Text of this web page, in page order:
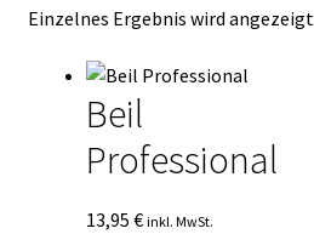
Kasse
Mein Konto
Mein Konto
Vertrag widerrufen
Einzelnes Ergebnis wird angezeigt
Beil
Professional
13,95 € inkl. MwSt.